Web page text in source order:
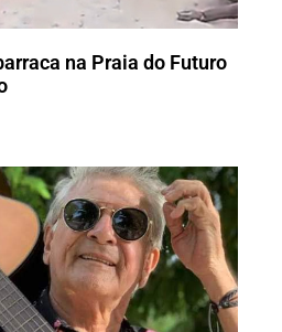
na Praia do Futuro